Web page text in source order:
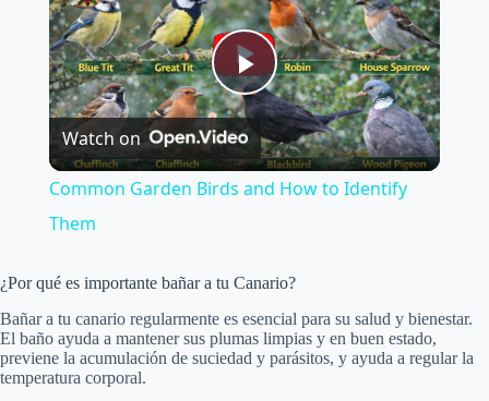
P
l
y
V
Watch on
Common Garden Birds and How to Identify
Them
¿Por qué es importante bañar a tu Canario?
Bañar a tu canario regularmente es esencial para su salud y bienestar.
El baño ayuda a mantener sus plumas limpias y en buen estado,
previene la acumulación de suciedad y parásitos, y ayuda a regular la
temperatura corporal.